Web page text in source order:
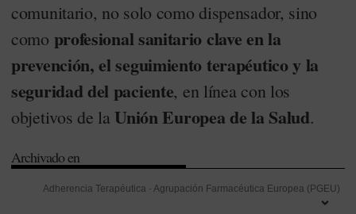
comunitario, no solo como dispensador, sino
como profesional sanitario clave en la
prevención, el seguimiento terapéutico y la
seguridad del paciente, en línea con los
objetivos de laUnión Europea de la Salud.
Archivado en
Adherencia Terapéutica - Agrupación Farmacéutica Europea (PGEU)